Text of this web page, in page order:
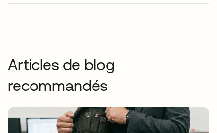
Articles de blog
recommandés